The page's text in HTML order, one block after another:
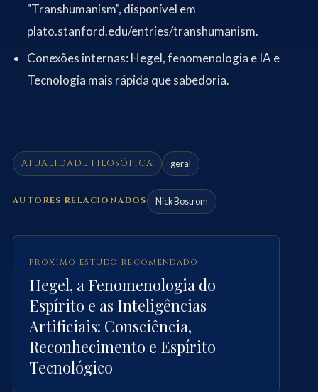
"Transhumanism", disponível em
plato.stanford.edu/entries/transhumanism.
Conexões internas: Hegel, fenomenologia e IA e
Tecnologia mais rápida que sabedoria.
ATUALIDADE FILOSÓFICA geral
AUTORES RELACIONADOS Nick Bostrom
PRÓXIMO ESTUDO RECOMENDADO
Hegel, a Fenomenologia do
Espírito e as Inteligências
Artificiais: Consciência,
Reconhecimento e Espírito
Tecnológico